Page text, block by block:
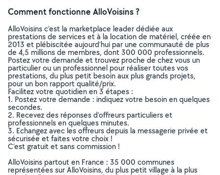
Comment fonctionne AlloVoisins ?
AlloVoisins c’est la marketplace leader dédiée aux
prestations de services et à la location de matériel, créée en
2013 et plébiscitée aujourd’hui par une communauté de plus
de 4,5 millions de membres, dont 300 000 professionnels.
Postez votre demande et trouvez proche de chez vous un
particulier ou un professionnel pour réaliser toutes vos
prestations, du plus petit besoin aux plus grands projets,
pour un bon rapport qualité/prix.
Facilitez votre quotidien en 3 étapes :
1. Postez votre demande : indiquez votre besoin en quelques
secondes.
2. Recevez des réponses d’offreurs particuliers et
professionnels en quelques minutes.
3. Echangez avec les offreurs depuis la messagerie privée et
sécurisée et faites votre choix !
C’est gratuit et sans commission !
AlloVoisins partout en France : 35 000 communes
représentées sur AlloVoisins, du plus petit village à la plus